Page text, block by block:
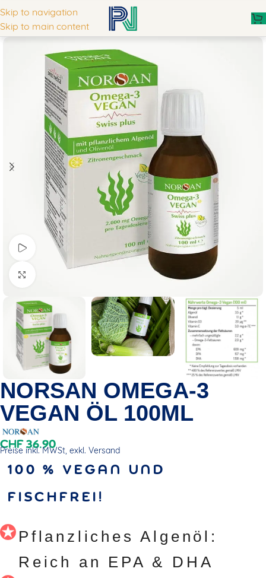
Skip to navigation
Skip to main content
Watch video
NORSAN OMEGA-3
VEGAN ÖL 100ML
CHF 36.90
Preise inkl. MWSt, exkl. Versand
100 % VEGAN UND
FISCHFREI!
Pflanzliches Algenöl:
Reich an EPA & DHA